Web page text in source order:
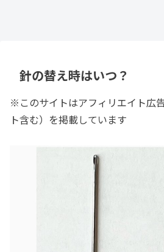
針の替え時はいつ？
※このサイトはアフィリエイト広
ト含む）を掲載しています